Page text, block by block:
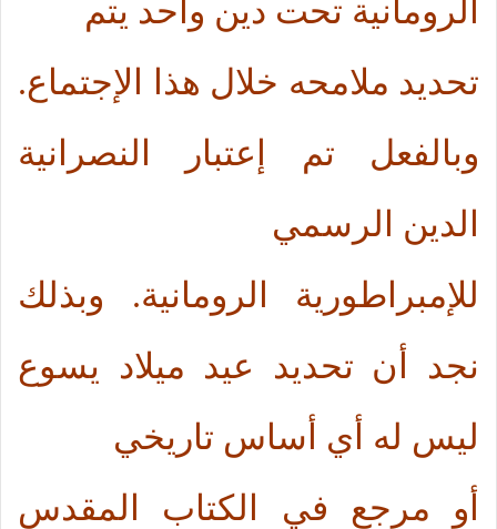
الرومانية تحت دين واحد يتم
تحديد ملامحه خلال هذا الإجتماع.
وبالفعل تم إعتبار النصرانية
الدين الرسمي
للإمبراطورية الرومانية. وبذلك
نجد أن تحديد عيد ميلاد يسوع
ليس له أي أساس تاريخي
أو مرجع في الكتاب المقدس